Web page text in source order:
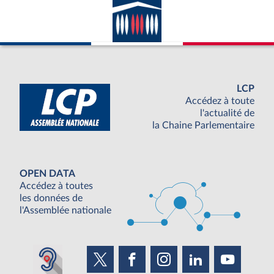
LCP
Accédez à toute
l'actualité de
la Chaine Parlementaire
OPEN DATA
Accédez à toutes
les données de
l'Assemblée nationale